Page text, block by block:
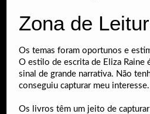
Zona de
Os temas foram oportunos e
O estilo de escrita de Eliza
sinal de grande narrativa. Não
conseguiu capturar meu interesse.
Os livros têm um jeito de